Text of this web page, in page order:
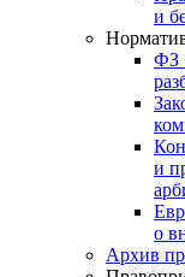
и
ФЗ
и
о
Архив